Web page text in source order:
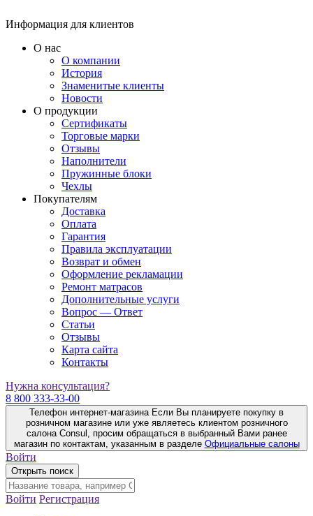
Информация для клиентов
О нас
О компании
История
Знаменитые клиенты
Новости
О продукции
Сертификаты
Торговые марки
Отзывы
Наполнители
Пружинные блоки
Чехлы
Покупателям
Доставка
Оплата
Гарантия
Правила эксплуатации
Возврат и обмен
Оформление рекламации
Ремонт матрасов
Дополнительные услуги
Вопрос — Ответ
Статьи
Отзывы
Карта сайта
Контакты
Нужна консультация?
8 800 333-33-00
Телефон интернет-магазина Если Вы планируете покупку в
розничном магазине или уже являетесь клиентом розничного
салона Consul, просим обращаться в выбранный Вами ранее
магазин по контактам, указанным в разделе Официальные салоны
Войти
Открыть поиск
Войти Регистрация